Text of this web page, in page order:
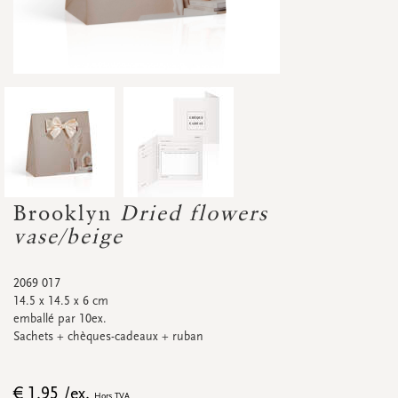
Regardez toutes
Accessoires
Regardez toutes
Petites fleurs séchées
Regardez toutes
Regardez toutes
Regardez toutes
Regardez toutes
CARTES DE RENDEZ-VOUS
Cartes de rendez-vous
Regardez toutes
Promos&super promos
Regardez toutes
ÉTIQUETTES
Brooklyn Dried flowers
vase/beige
2069 017
14.5 x 14.5 x 6 cm
emballé par 10ex.
Sachets + chèques-cadeaux + ruban
€ 1.95 /ex.